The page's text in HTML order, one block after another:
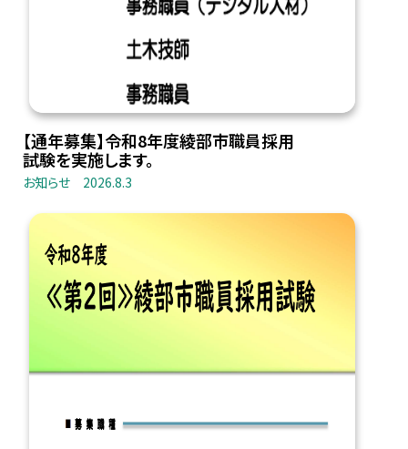
【通年募集】令和8年度綾部市職員採用
試験を実施します。
お知らせ 2026.8.3